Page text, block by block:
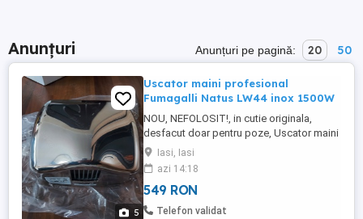
Anunțuri Anunțuri pe pagină: 20 50
5
Uscator maini profesional
Fumagalli Natus LW44 inox 1500W
NOU, NEFOLOSIT!, in cutie originala,
desfacut doar pentru poze, Uscator maini
profesional Fumagalli Natus LW44 inox,
putere rezistenta 1500W, putere motor
140W, tensiune alimentare 220 240V,
frecventa 50 60Hz, grad protectie IP21,
consum maxim per uscare 0.0014KW h,
Iasi, Iasi
azi 14:18
549 RON
Telefon validat